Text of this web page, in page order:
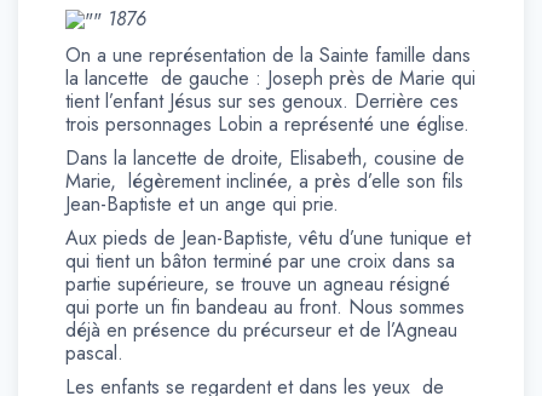
1876
On a une représentation de la Sainte famille dans
la lancette de gauche : Joseph près de Marie qui
tient l’enfant Jésus sur ses genoux. Derrière ces
trois personnages Lobin a représenté une église.
Dans la lancette de droite, Elisabeth, cousine de
Marie, légèrement inclinée, a près d’elle son fils
Jean-Baptiste et un ange qui prie.
Aux pieds de Jean-Baptiste, vêtu d’une tunique et
qui tient un bâton terminé par une croix dans sa
partie supérieure, se trouve un agneau résigné
qui porte un fin bandeau au front. Nous sommes
déjà en présence du précurseur et de l’Agneau
pascal.
Les enfants se regardent et dans les yeux de